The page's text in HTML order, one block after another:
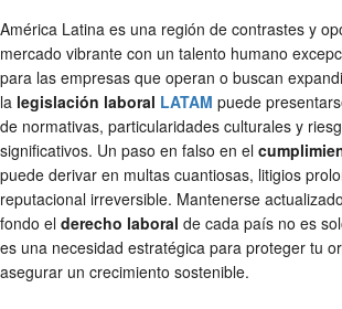
América Latina es una región de contrastes y
mercado vibrante con un talento humano
para las empresas que operan o buscan
la legislación laboral LATAM puede
de normativas, particularidades culturales y
significativos. Un paso en falso en el
puede derivar en multas cuantiosas, litigios
reputacional irreversible. Mantenerse
fondo el derecho laboral de cada país no es
es una necesidad estratégica para proteger tu
asegurar un crecimiento sostenible.